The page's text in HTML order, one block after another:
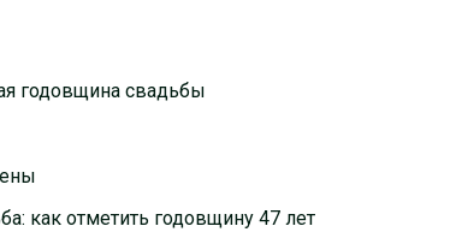
годовщина свадьбы
как отметить годовщину 47 лет